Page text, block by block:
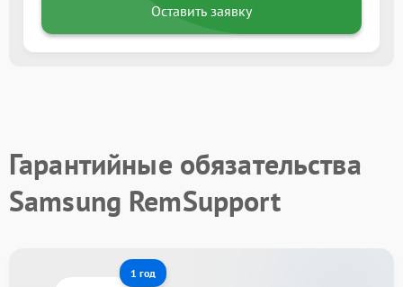
Оставить заявку
Гарантийные обязательства
Samsung RemSupport
1 год